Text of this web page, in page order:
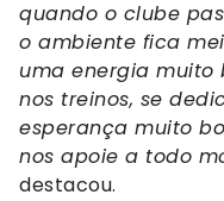
quando o clube
o ambiente fica
uma energia muito
nos treinos, se
esperança muito
nos apoie a todo
destacou.